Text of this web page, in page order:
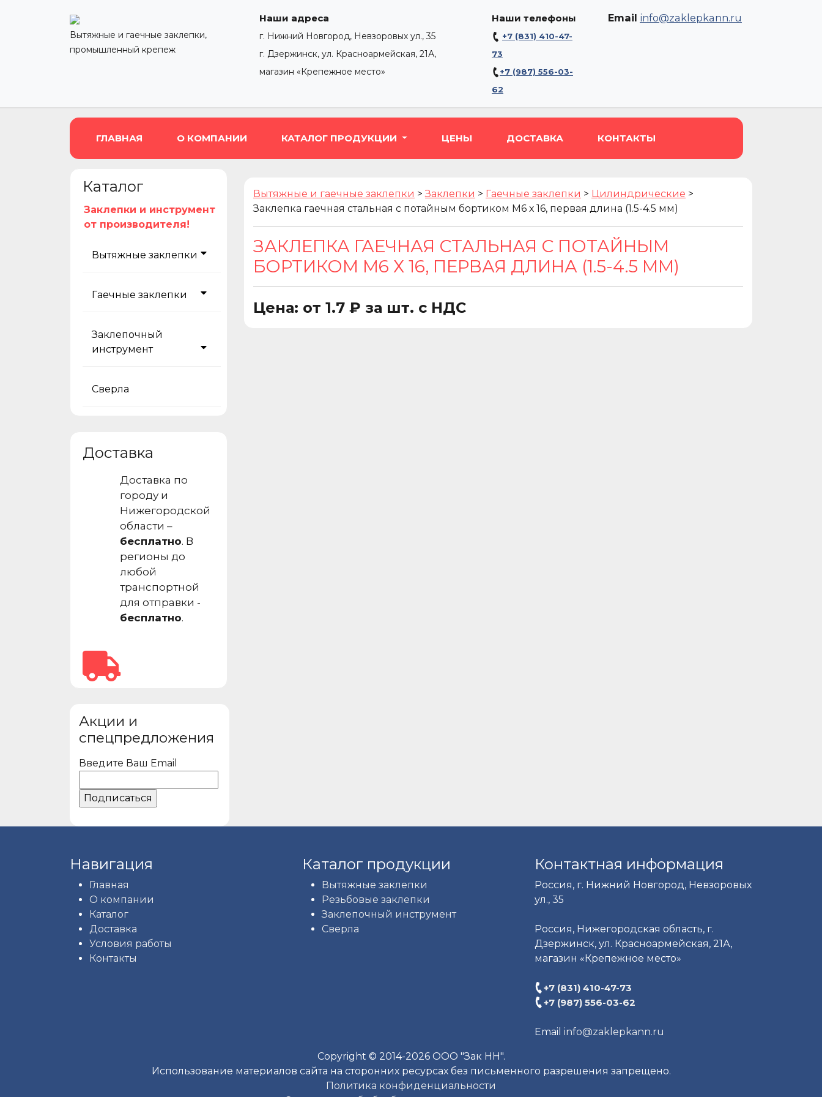
Вытяжные и гаечные заклепки,
промышленный крепеж
Наши адреса
г. Нижний Новгород, Невзоровых ул., 35
г. Дзержинск, ул. Красноармейская, 21А,
магазин «Крепежное место»
Наши телефоны
+7 (831) 410-47-
73
+7 (987) 556-03-
62
Email info@zaklepkann.ru
ГЛАВНАЯ О КОМПАНИИ КАТАЛОГ ПРОДУКЦИИ ЦЕНЫ ДОСТАВКА КОНТАКТЫ
Каталог
Заклепки и инструмент
от производителя!
Вытяжные заклепки
Гаечные заклепки
Заклепочный
инструмент
Сверла
Доставка
Доставка по
городу и
Нижегородской
области –
бесплатно. В
регионы до
любой
транспортной
для отправки -
бесплатно.
Акции и
спецпредложения
Введите Ваш Email
Вытяжные и гаечные заклепки >Заклепки > Гаечные заклепки > Цилиндрические >
Заклепка гаечная стальная с потайным бортиком М6 х 16, первая длина (1.5-4.5 мм)
ЗАКЛЕПКА ГАЕЧНАЯ СТАЛЬНАЯ С ПОТАЙНЫМ
БОРТИКОМ М6 Х 16, ПЕРВАЯ ДЛИНА (1.5-4.5 ММ)
Цена: от 1.7 ₽ за шт. с НДС
Навигация
Главная
О компании
Каталог
Доставка
Условия работы
Контакты
Каталог продукции
Вытяжные заклепки
Резьбовые заклепки
Заклепочный инструмент
Сверла
Контактная информация
Россия, г. Нижний Новгород, Невзоровых
ул., 35
Россия, Нижегородская область, г.
Дзержинск, ул. Красноармейская, 21А,
магазин «Крепежное место»
+7 (831) 410-47-73
+7 (987) 556-03-62
Email info@zaklepkann.ru
Copyright © 2014-2026 ООО "Зак НН".
Использование материалов сайта на сторонних ресурсах без письменного разрешения запрещено.
Политика конфиденциальности